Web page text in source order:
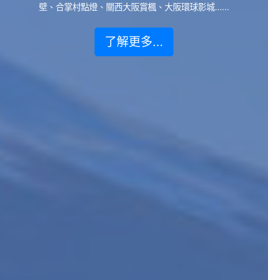
壁、合掌村點燈、關西大阪賞楓、大阪環球影城......
了解更多...